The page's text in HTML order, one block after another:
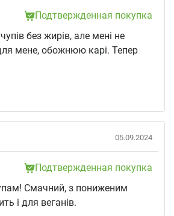
Подтвержденная покупка
без жирів, але мені не
мене, обожнюю карі. Тепер
05.09.2024
Подтвержденная покупка
Смачний, з пониженим
і для веганів.